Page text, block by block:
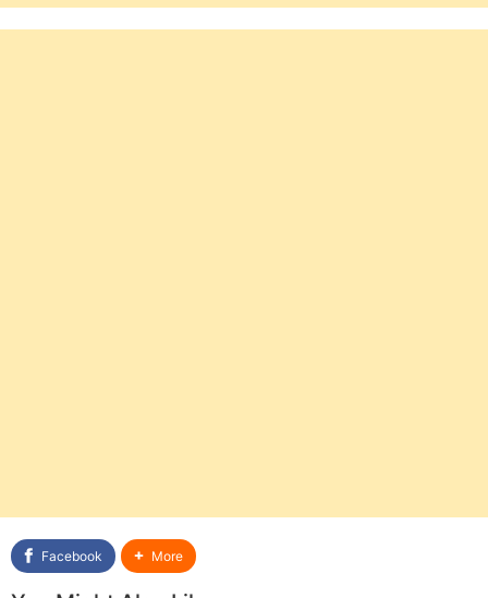
Facebook More